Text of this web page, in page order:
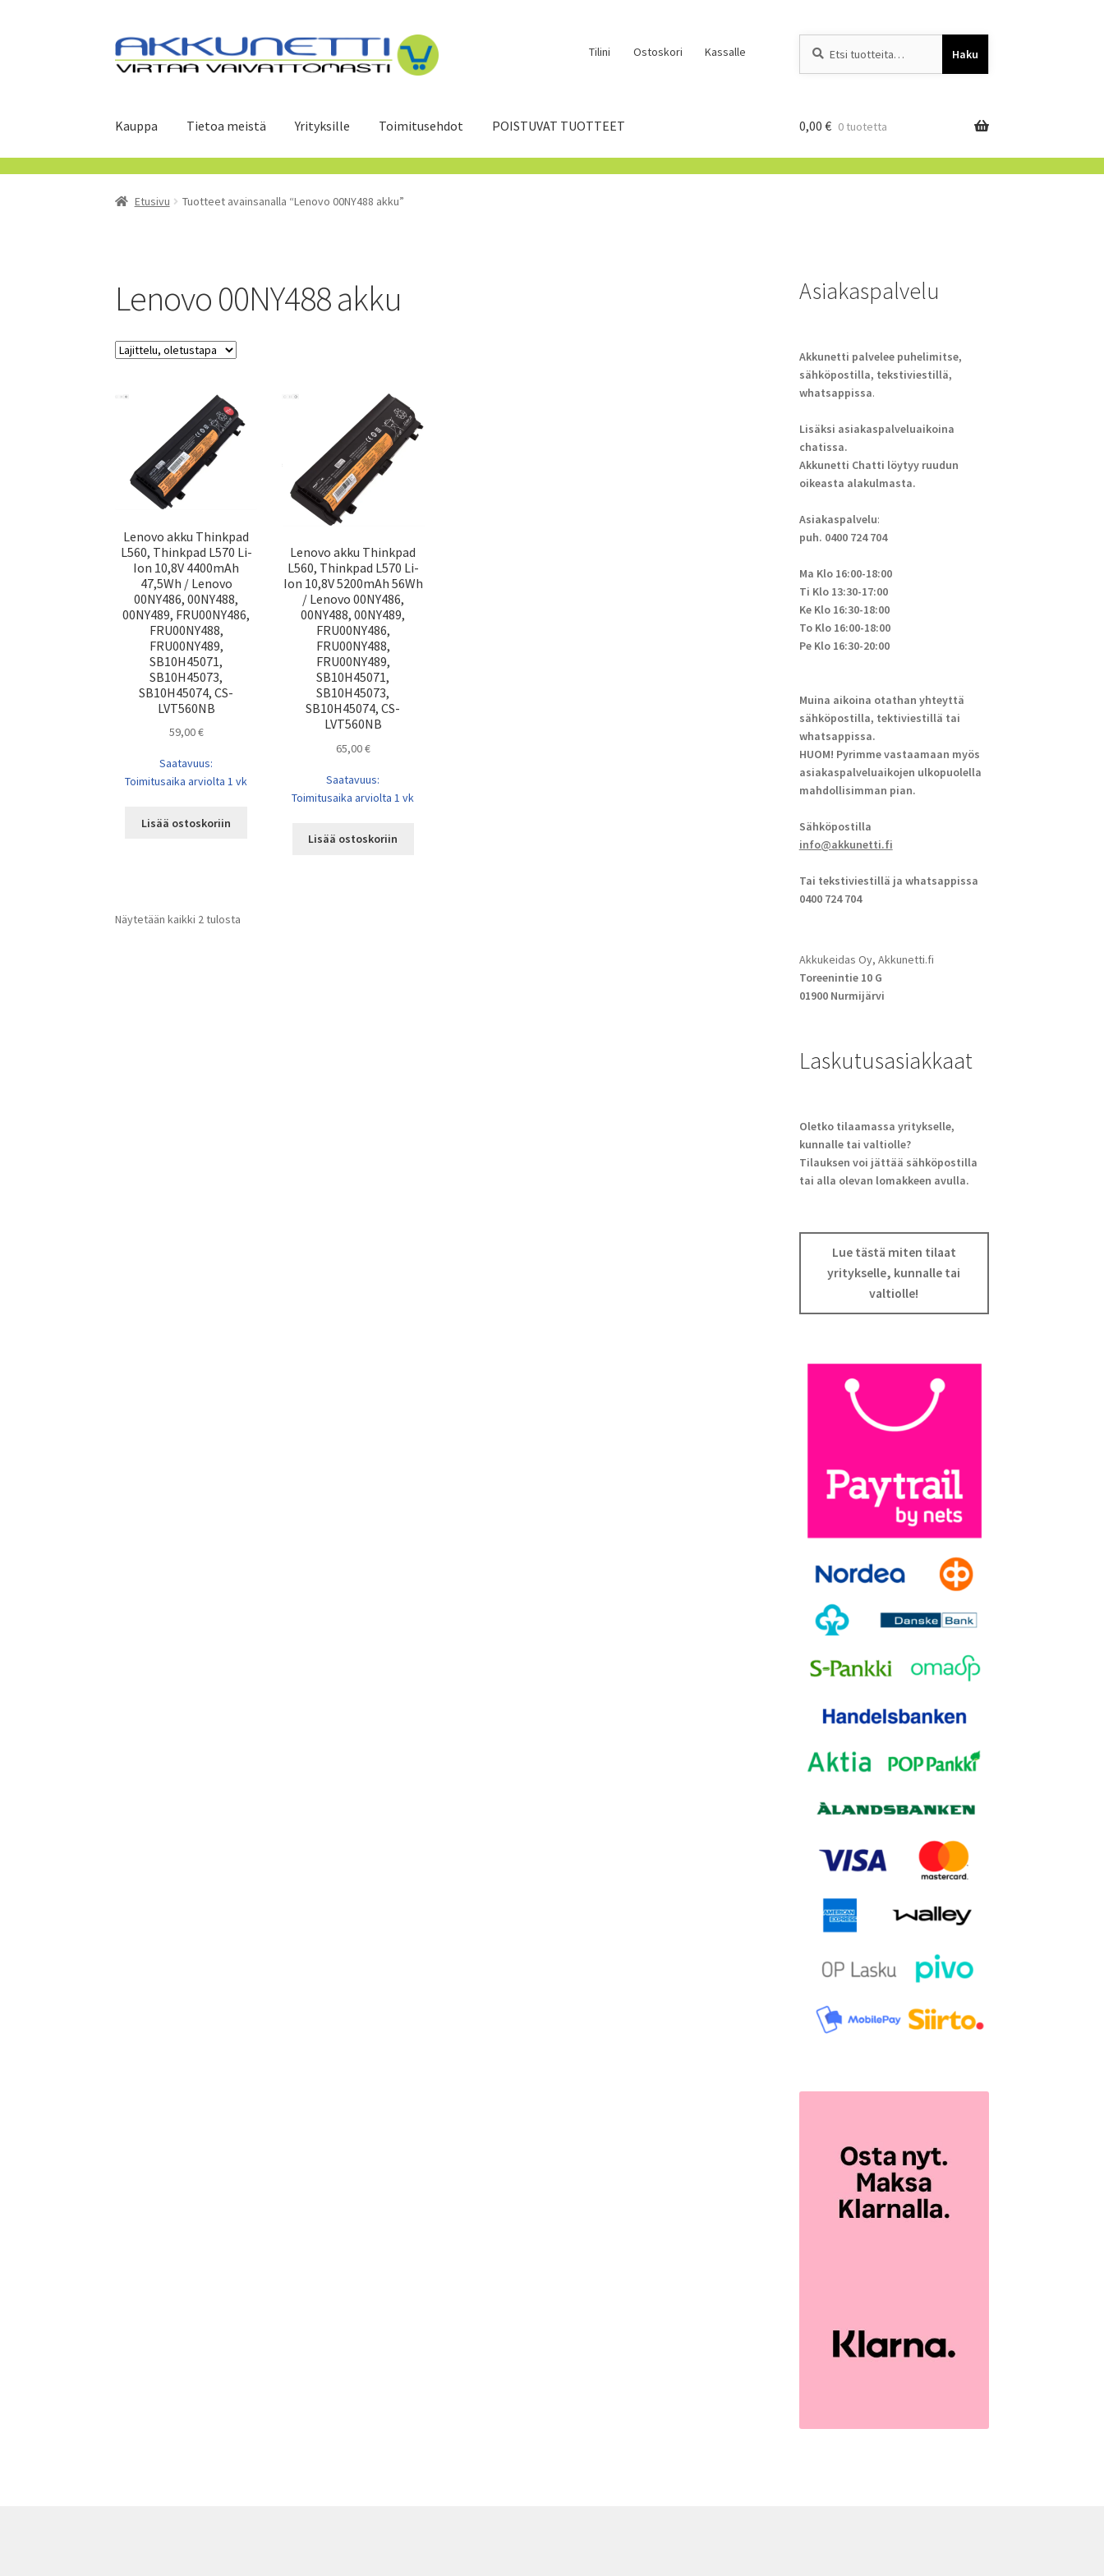
Siirry
navigointiin
Siirry
sisältöön
Tilini Ostoskori Kassalle Haku
Kauppa Tietoa meistä Yrityksille Toimitusehdot POISTUVAT TUOTTEET 0,00 € 0 tuotetta
Etusivu Tuotteet avainsanalla “Lenovo 00NY488 akku”
Lenovo 00NY488 akku
Lenovo akku Thinkpad
L560, Thinkpad L570 Li-
Ion 10,8V 4400mAh
47,5Wh / Lenovo
00NY486, 00NY488,
00NY489, FRU00NY486,
FRU00NY488,
FRU00NY489,
SB10H45071,
SB10H45073,
SB10H45074, CS-
LVT560NB
59,00€
Saatavuus:
Toimitusaika arviolta 1 vk
Lisää ostoskoriin
Lenovo akku Thinkpad
L560, Thinkpad L570 Li-
Ion 10,8V 5200mAh 56Wh
/ Lenovo 00NY486,
00NY488, 00NY489,
FRU00NY486,
FRU00NY488,
FRU00NY489,
SB10H45071,
SB10H45073,
SB10H45074, CS-
LVT560NB
65,00€
Saatavuus:
Toimitusaika arviolta 1 vk
Lisää ostoskoriin
Näytetään kaikki 2 tulosta
Asiakaspalvelu
Akkunetti palvelee puhelimitse,
sähköpostilla, tekstiviestillä,
whatsappissa.
Lisäksi asiakaspalveluaikoina
chatissa.
Akkunetti Chatti löytyy ruudun
oikeasta alakulmasta.
Asiakaspalvelu:
puh. 0400 724 704
Ma Klo 16:00-18:00
Ti Klo 13:30-17:00
Ke Klo 16:30-18:00
To Klo 16:00-18:00
Pe Klo 16:30-20:00
Muina aikoina otathan yhteyttä
sähköpostilla, tektiviestillä tai
whatsappissa.
HUOM! Pyrimme vastaamaan myös
asiakaspalveluaikojen ulkopuolella
mahdollisimman pian.
Sähköpostilla
info@akkunetti.fi
Tai tekstiviestillä ja whatsappissa
0400 724 704
Akkukeidas Oy, Akkunetti.fi
Toreenintie 10 G
01900 Nurmijärvi
Laskutusasiakkaat
Oletko tilaamassa yritykselle,
kunnalle tai valtiolle?
Tilauksen voi jättää sähköpostilla
tai alla olevan lomakkeen avulla.
Lue tästä miten tilaat
yritykselle, kunnalle tai
valtiolle!